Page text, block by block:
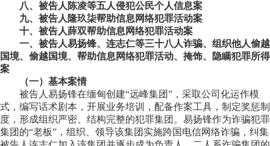
八、被告人陈凌等五人侵犯公民个人信息案
九、被告人隆玖柒帮助信息网络犯罪活动案
十、被告人薛双帮助信息网络犯罪活动案
一、被告人易扬锋、连志仁等三十八人诈骗、组织他人偷越
国境、偷越国境、帮助信息网络犯罪活动、掩饰、隐瞒犯罪所得
案
（一）基本案情
被告人易扬锋在缅甸创建“远峰集团”，采取公司化运作模
式，编写话术剧本，开展业务培训，配备作案工具，制定奖惩制
度，形成组织严密、结构完整的犯罪集团。易扬锋作为诈骗犯罪
集团的“老板”，组织、领导该集团实施跨国电信网络诈骗，纠集